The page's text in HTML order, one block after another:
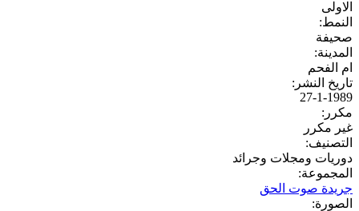
الاولى
النمط:
صحيفة
المدينة:
ام الفحم
تاريخ النشر:
27-1-1989
مكرر:
غير مكرر
التصنيف:
دوريات ومجلات وجرائد
المجموعة:
جريدة صوت الحق
الصورة: